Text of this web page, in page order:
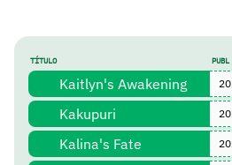
TÍTULO PUBL
Kaitlyn's Awakening
Kakupuri
Kalina's Fate